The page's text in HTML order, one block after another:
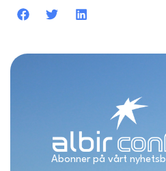
Abonner på vårt